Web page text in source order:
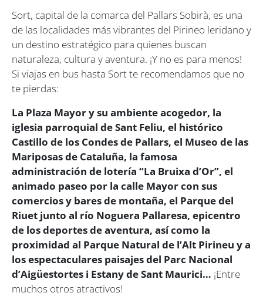
Sort, capital de la comarca del Pallars Sobirà, es una
de las localidades más vibrantes del Pirineo leridano y
un destino estratégico para quienes buscan
naturaleza, cultura y aventura. ¡Y no es para menos!
Si viajas en bus hasta Sort te recomendamos que no
te pierdas:
La Plaza Mayor y su ambiente acogedor, la
iglesia parroquial de Sant Feliu, el histórico
Castillo de los Condes de Pallars, el Museo de las
Mariposas de Cataluña, la famosa
administración de lotería “La Bruixa d’Or”, el
animado paseo por la calle Mayor con sus
comercios y bares de montaña, el Parque del
Riuet junto al río Noguera Pallaresa, epicentro
de los deportes de aventura, así como la
proximidad al Parque Natural de l’Alt Pirineu y a
los espectaculares paisajes del Parc Nacional
d’Aigüestortes i Estany de Sant Maurici… ¡Entre
muchos otros atractivos!